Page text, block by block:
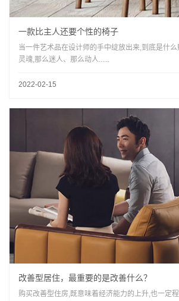
一款比主人还要个性的椅子
当一件艺术品在设计师的手中绽放出来,到底是什
灵魂,那么迷人、那么动人......
2022-02-15
改善型居住，最重要的是改善什么？
购买改善型住房,既意味着经济能力的上升,也一定